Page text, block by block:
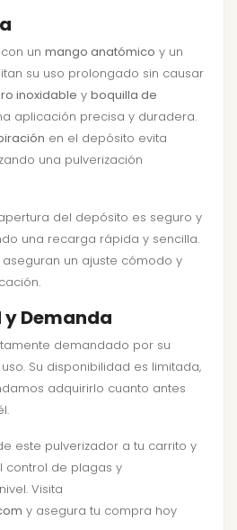
un mango anatómico y un
su uso prolongado sin causar
inoxidable y boquilla de
aplicación precisa y duradera.
en el depósito evita
una pulverización
del depósito es seguro y
una recarga rápida y sencilla.
aseguran un ajuste cómodo y
Demanda
demandado por su
Su disponibilidad es limitada,
adquirirlo cuanto antes
este pulverizador a tu carrito y
control de plagas y
Visita
y asegura tu compra hoy